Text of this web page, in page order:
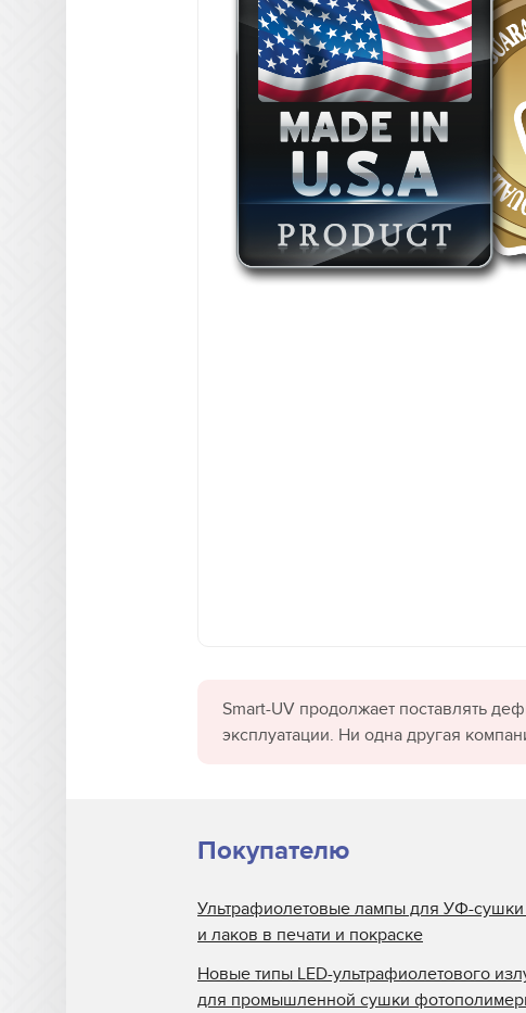
Smart-UV продолжает поставлять
эксплуатации. Ни одна другая
Покупателю
Ультрафиолетовые лампы для УФ-сушки
и лаков в печати и покраске
Новые типы LED-ультрафиолетового
для промышленной сушки